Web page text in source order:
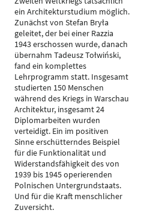
ein Architekturstudium möglich.
Zunächst von Stefan Bryła
geleitet, der bei einer Razzia
1943 erschossen wurde, danach
übernahm Tadeusz Tołwiński,
fand ein komplettes
Lehrprogramm statt. Insgesamt
studierten 150 Menschen
während des Kriegs in Warschau
Architektur, insgesamt 24
Diplomarbeiten wurden
verteidigt. Ein im positiven
Sinne erschütterndes Beispiel
für die Funktionalität und
Widerstandsfähigkeit des von
1939 bis 1945 operierenden
Polnischen Untergrundstaats.
Und für die Kraft menschlicher
Zuversicht.